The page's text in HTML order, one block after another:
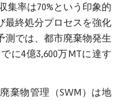
集率は70%という印象的
最終処分プロセスを強化
測では、都市廃棄物発生
に4億3,600万MTに達す
棄物管理（SWM）は地